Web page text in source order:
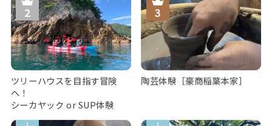
ツリーハウスを目指す冒険
へ！
シーカヤック or SUP体験
陶芸体験［豪商稲葉本家］